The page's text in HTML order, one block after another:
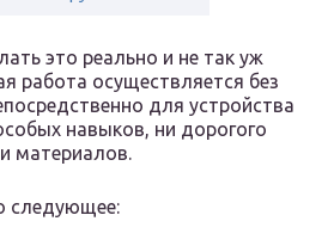
это реально и не так уж
работа осуществляется без
для устройства
навыков, ни дорогого
материалов.
следующее: